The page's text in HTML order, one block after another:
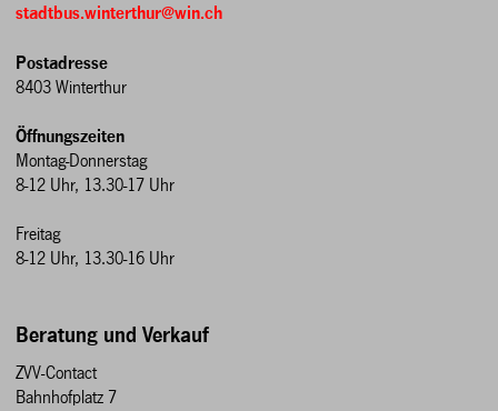
stadtbus.winterthur@win.ch
Postadresse
8403 Winterthur
Öffnungszeiten
Montag-Donnerstag
8-12 Uhr, 13.30-17 Uhr
Freitag
8-12 Uhr, 13.30-16 Uhr
Beratung und Verkauf
ZVV-Contact
Bahnhofplatz 7